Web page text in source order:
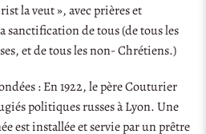
la veut », avec prières et
sanctification de tous (de tous les
et de tous les non- Chrétiens.)
: En 1922, le père Couturier
politiques russes à Lyon. Une
est installée et servie par un prêtre